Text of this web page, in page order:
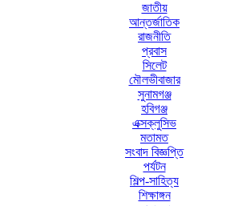
জাতীয়
আন্তর্জাতিক
রাজনীতি
প্রবাস
সিলেট
মৌলভীবাজার
সুনামগঞ্জ
হবিগঞ্জ
এক্সক্লুসিভ
মতামত
সংবাদ বিজ্ঞপ্তি
পর্যটন
শিল্প-সাহিত্য
শিক্ষাঙ্গন